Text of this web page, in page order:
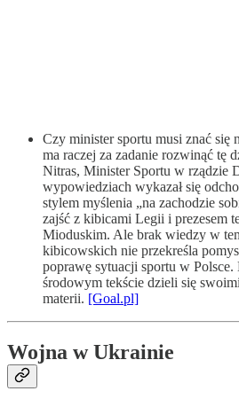
Czy minister sportu musi znać się
ma raczej za zadanie rozwinąć tę
Nitras, Minister Sportu w rządzie
wypowiedziach wykazał się
stylem myślenia „na zachodzie
zajść z kibicami Legii i prezesem
Mioduskim. Ale brak wiedzy w
kibicowskich nie przekreśla
poprawę sytuacji sportu w
środowym tekście dzieli się
materii. [Goal.pl]
Wojna w Ukrainie